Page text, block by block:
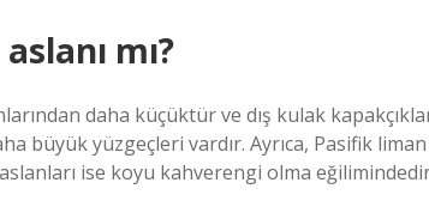
mı?
daha küçüktür ve dış kulak
büyük yüzgeçleri vardır. Ayrıca, Pasifik
ise koyu kahverengi olma